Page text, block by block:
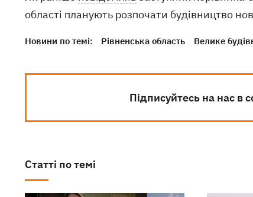
області планують розпочати будівництво
Новини по темі: Рівненська область Велике
Підписуйтесь на нас в
Статті по темі